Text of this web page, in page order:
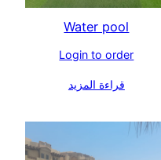
Water pool
Login to order
قراءة المزيد